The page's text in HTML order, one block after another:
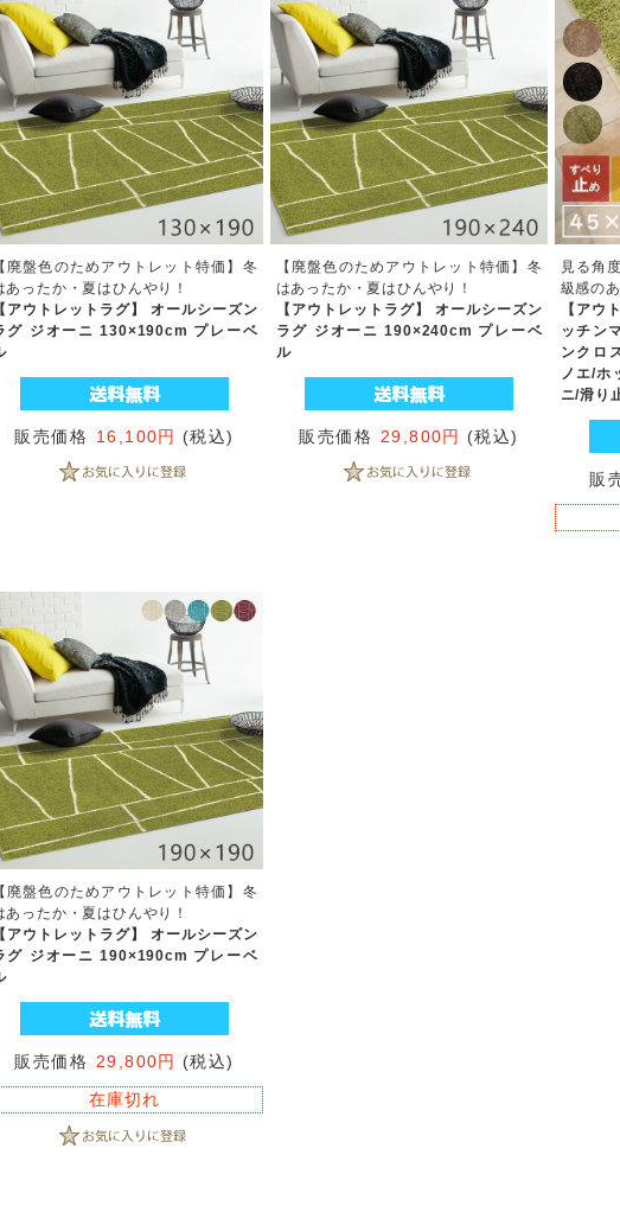
【廃盤色のためアウトレット特価】冬
あったか・夏はひんやり！
【アウトレットラグ】 オールシーズン
グ ジオーニ 130×190cm プレーベ
販売価格 16,100円 (税込)
【廃盤色のためアウトレット特価】冬
はあったか・夏はひんやり！
【アウトレットラグ】 オールシーズン
ラグ ジオーニ 190×240cm プレーベ
ル
販売価格 29,800円 (税込)
見る角
級感の
【アウ
ッチン
ンクロ
ノエ/ホ
ニ/滑り
販
【廃盤色のためアウトレット特価】冬
あったか・夏はひんやり！
【アウトレットラグ】 オールシーズン
グ ジオーニ 190×190cm プレーベ
販売価格 29,800円
(税込)
在庫切れ